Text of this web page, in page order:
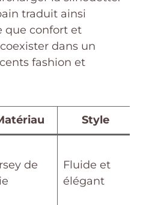
traduit ainsi
que confort et
dans un
fashion et
Style
de
Fluide et
élégant